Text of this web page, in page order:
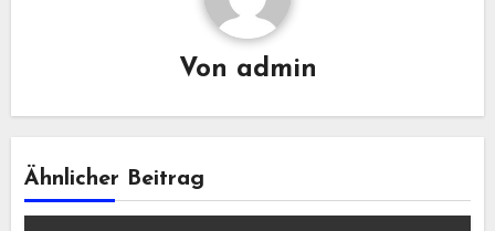
Von admin
Ähnlicher Beitrag